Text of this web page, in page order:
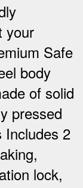
your
Safe
body
of solid
pressed
Includes 2
lock,